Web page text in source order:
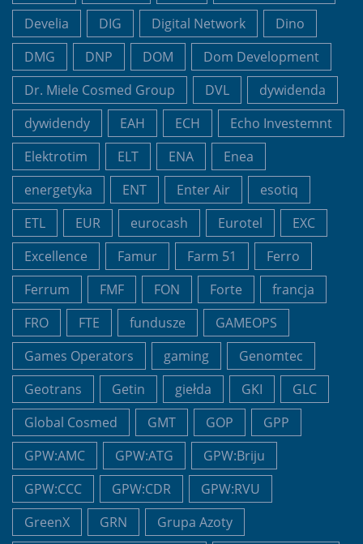
Develia
DIG Digital Network
Dino
DMG
DNP DOM
Dom Development
Dr. Miele Cosmed Group
DVL
dywidenda
dywidendy
EAH ECH
Echo Investemnt
Elektrotim
ELT ENA
Enea
energetyka
ENT Enter Air
esotiq
ETL
EUR eurocash Eurotel
EXC
Excellence
Famur Farm 51
Ferro
Ferrum
FMF FON Forte
francja
FRO
FTE fundusze
GAMEOPS
Games Operators
gaming
Genomtec
Geotrans
Getin giełda GKI
GLC
Global Cosmed
GMT GOP
GPP
GPW:AMC
GPW:ATG
GPW:Briju
GPW:CCC
GPW:CDR
GPW:RVU
GreenX
GRN
Grupa Azoty